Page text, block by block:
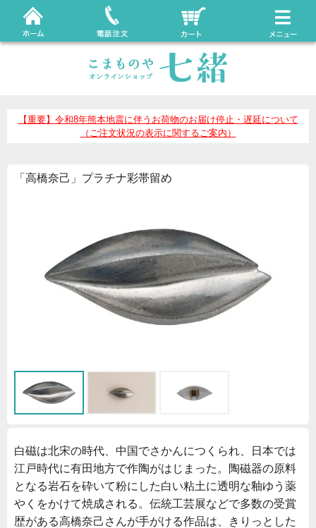
【重要】令和8年熊本地震に伴うお荷物のお届け停止・遅延について
（ご注文状況の表示に関するご案内）
「高橋奈己」プラチナ彩帯留め
白磁は北宋の時代、中国でさかんにつくられ、日本では
江戸時代に有田地方で作陶がはじまった。陶磁器の原料
となる岩石を砕いて粉にした白い粘土に透明な釉ゆう薬
やくをかけて焼成される。伝統工芸展などで多数の受賞
歴がある高橋奈己さんが手がける作品は、きりっとした